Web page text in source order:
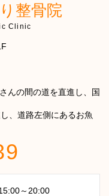
整骨院
Clinic
んの間の道を直進し、国
、道路左側にあるお魚
～20:00